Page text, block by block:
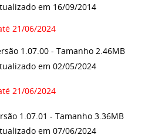
em 16/09/2014
21/06/2024
1.07.00 - Tamanho 2.46MB
em 02/05/2024
21/06/2024
1.07.01 - Tamanho 3.36MB
em 07/06/2024